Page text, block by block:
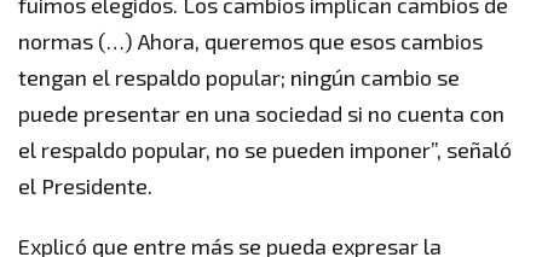
normas (…) Ahora, queremos que esos cambios
tengan el respaldo popular; ningún cambio se
puede presentar en una sociedad si no cuenta con
el respaldo popular, no se pueden imponer”, señaló
el Presidente.
Explicó que entre más se pueda expresar la